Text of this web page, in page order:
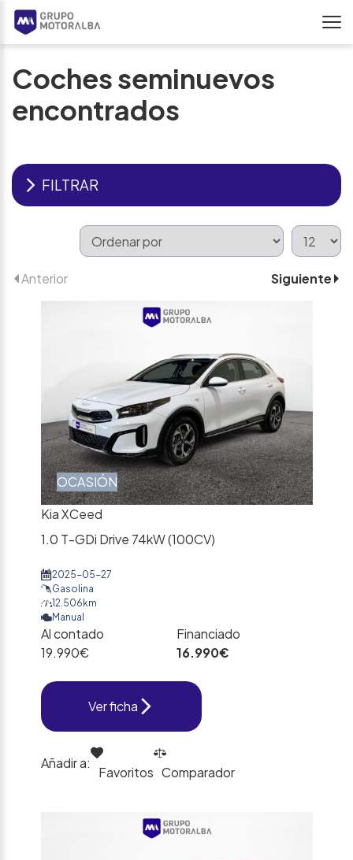
Coches seminuevos
encontrados
FILTRAR
Anterior Siguiente
OCASIÓN
Kia XCeed
1.0 T-GDi Drive 74kW (100CV)
2025-05-27
Gasolina
12.506km
Manual
Al contado
19.990€
Financiado
16.990€
Ver ficha
Añadir a:
Favoritos Comparador